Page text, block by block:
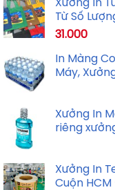
Xưởng In
Từ Số
31.000
In Màng
Máy,
Xưởng In
riêng
Xưởng In
Cuộn